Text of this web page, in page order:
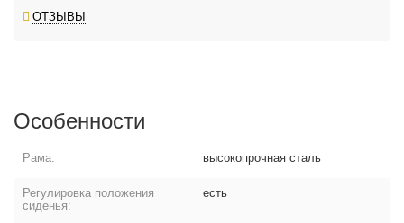
ОТЗЫВЫ
Особенности
Рама: высокопрочная сталь
Регулировка положения
сиденья:
есть